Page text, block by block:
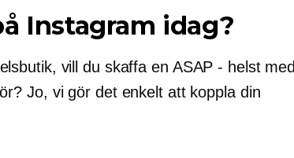
Instagram idag?
vill du skaffa en ASAP - helst med
Jo, vi gör det enkelt att koppla din